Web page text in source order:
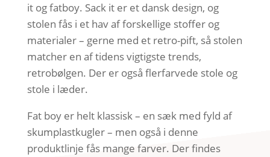
it og fatboy. Sack it er et dansk design, og
stolen fås i et hav af forskellige stoffer og
materialer – gerne med et retro-pift, så stolen
matcher en af tidens vigtigste trends,
retrobølgen. Der er også flerfarvede stole og
stole i læder.
Fat boy er helt klassisk – en sæk med fyld af
skumplastkugler – men også i denne
produktlinje fås mange farver. Der findes